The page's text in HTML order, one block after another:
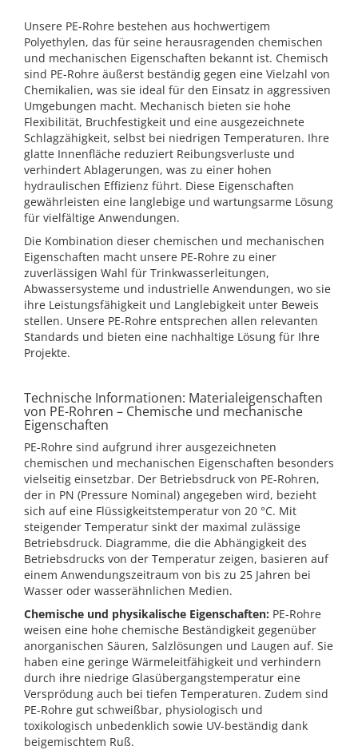
Unsere PE-Rohre bestehen aus hochwertigem
Polyethylen, das für seine herausragenden chemischen
und mechanischen Eigenschaften bekannt ist. Chemisch
sind PE-Rohre äußerst beständig gegen eine Vielzahl von
Chemikalien, was sie ideal für den Einsatz in aggressiven
Umgebungen macht. Mechanisch bieten sie hohe
Flexibilität, Bruchfestigkeit und eine ausgezeichnete
Schlagzähigkeit, selbst bei niedrigen Temperaturen. Ihre
glatte Innenfläche reduziert Reibungsverluste und
verhindert Ablagerungen, was zu einer hohen
hydraulischen Effizienz führt. Diese Eigenschaften
gewährleisten eine langlebige und wartungsarme Lösung
für vielfältige Anwendungen.
Die Kombination dieser chemischen und mechanischen
Eigenschaften macht unsere PE-Rohre zu einer
zuverlässigen Wahl für Trinkwasserleitungen,
Abwassersysteme und industrielle Anwendungen, wo sie
ihre Leistungsfähigkeit und Langlebigkeit unter Beweis
stellen. Unsere PE-Rohre entsprechen allen relevanten
Standards und bieten eine nachhaltige Lösung für Ihre
Projekte.
Technische Informationen: Materialeigenschaften
von PE-Rohren – Chemische und mechanische
Eigenschaften
PE-Rohre sind aufgrund ihrer ausgezeichneten
chemischen und mechanischen Eigenschaften besonders
vielseitig einsetzbar. Der Betriebsdruck von PE-Rohren,
der in PN (Pressure Nominal) angegeben wird, bezieht
sich auf eine Flüssigkeitstemperatur von 20 °C. Mit
steigender Temperatur sinkt der maximal zulässige
Betriebsdruck. Diagramme, die die Abhängigkeit des
Betriebsdrucks von der Temperatur zeigen, basieren auf
einem Anwendungszeitraum von bis zu 25 Jahren bei
Wasser oder wasserähnlichen Medien.
Chemische und physikalische Eigenschaften: PE-Rohre
weisen eine hohe chemische Beständigkeit gegenüber
anorganischen Säuren, Salzlösungen und Laugen auf. Sie
haben eine geringe Wärmeleitfähigkeit und verhindern
durch ihre niedrige Glasübergangstemperatur eine
Versprödung auch bei tiefen Temperaturen. Zudem sind
PE-Rohre gut schweißbar, physiologisch und
toxikologisch unbedenklich sowie UV-beständig dank
beigemischtem Ruß.